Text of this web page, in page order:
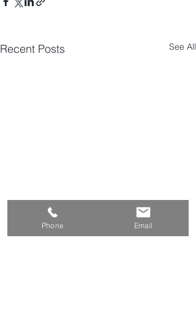
Recent Posts See All
Phone Email